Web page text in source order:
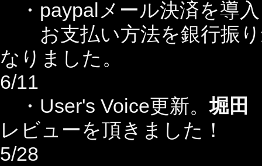
・paypalメール決済を導
お支払い方法を銀行振り
なりました。
6/11
・User's Voice更新。堀
レビューを頂きました！
5/28